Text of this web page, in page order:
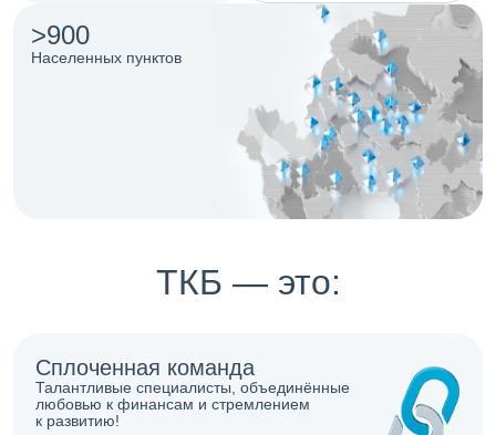
>900
Населенных пунктов
ТКБ — это:
Сплоченная команда
Талантливые специалисты, объединённые
любовью к финансам и стремлением
к развитию!